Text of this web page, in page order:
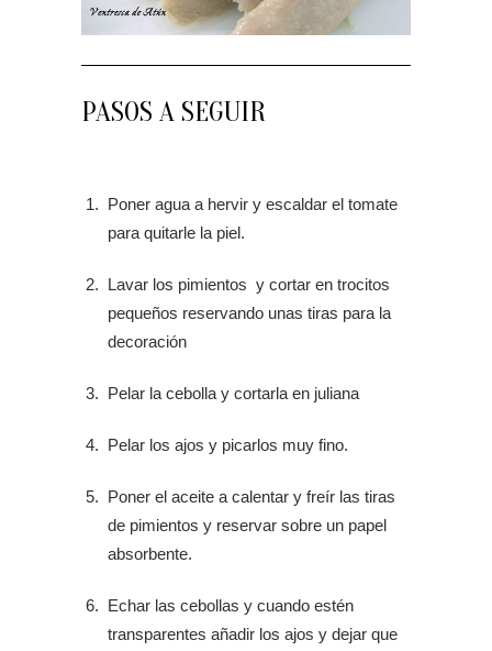
PASOS A SEGUIR
Poner agua a hervir y escaldar el tomate
para quitarle la piel.
Lavar los pimientos y cortar en trocitos
pequeños reservando unas tiras para la
decoración
Pelar la cebolla y cortarla en juliana
Pelar los ajos y picarlos muy fino.
Poner el aceite a calentar y freír las tiras
de pimientos y reservar sobre un papel
absorbente.
Echar las cebollas y cuando estén
transparentes añadir los ajos y dejar que